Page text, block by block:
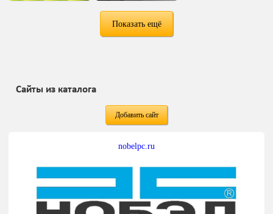
Показать ещё
Сайты из каталога
Добавить сайт
nobelpc.ru